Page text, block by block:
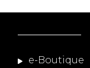
e-Boutique